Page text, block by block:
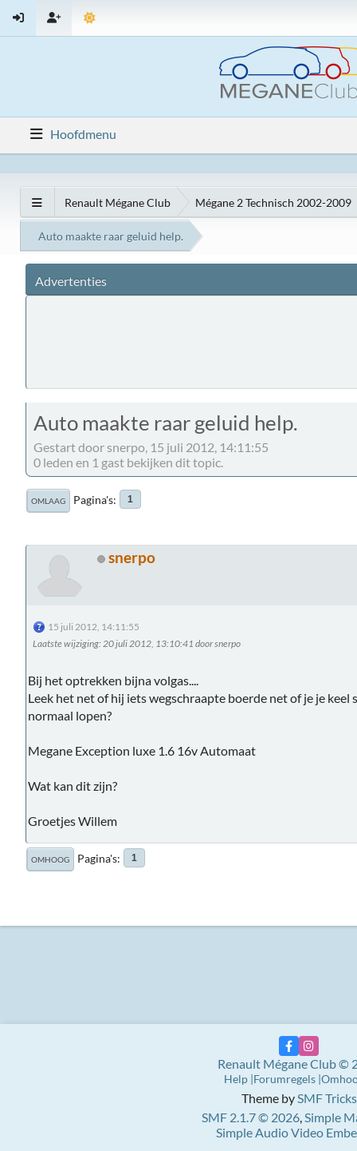
Hoofdmenu
Renault Mégane Club Mégane 2 Technisch 2002-2009
Auto maakte raar geluid help.
Advertenties
Auto maakte raar geluid help.
Gestart door snerpo, 15 juli 2012, 14:11:55
0 leden en 1 gast bekijken dit topic.
OMLAAG Pagina's 1
snerpo
15 juli 2012, 14:11:55
Laatste wijziging: 20 juli 2012, 13:10:41 door snerpo
Bij het optrekken bijna volgas....
Leek het net of hij iets wegschraapte boerde net of je je keel
normaal lopen?
Megane Exception luxe 1.6 16v Automaat
Wat kan dit zijn?
Groetjes Willem
OMHOOG Pagina's 1
Theme bySMF Tricks
SMF 2.1.7 © 2026,Simple
Simple Audio Video
Renault Mégane Club ©
Help Forumregels